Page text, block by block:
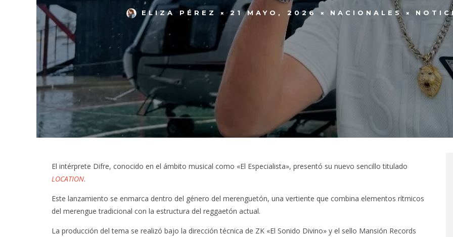
ELIZA PÉREZ 21 MAYO, 2026 NACIONALES
El intérprete Difre, conocido en el ámbito musical como «El Especialista», presentó su nuevo sencillo titulado
LOCATION.
Este lanzamiento se enmarca dentro del género del merenguetón, una vertiente que combina elementos rítmicos
del merengue tradicional con la estructura del reggaetón actual.
La producción del tema se realizó bajo la dirección técnica de ZK «El Sonido Divino» y el sello Mansión Records